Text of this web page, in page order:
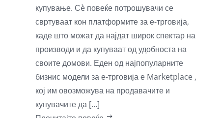
купување. Сè повеќе потрошувачи се
свртуваат кон платформите за е-трговија,
каде што можат да најдат широк спектар на
производи и да купуваат од удобноста на
своите домови. Еден од најпопуларните
бизнис модели за е-трговија е Marketplace ,
кој им овозможува на продавачите и
купувачите да […]